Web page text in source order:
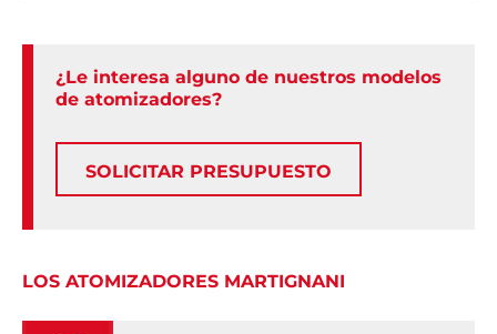
¿Le interesa alguno de nuestros modelos
de atomizadores?
SOLICITAR PRESUPUESTO
LOS ATOMIZADORES MARTIGNANI